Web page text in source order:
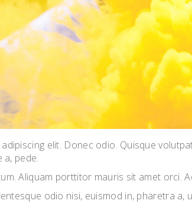
elit. Donec odio. Quisque
a, pede.
Aliquam porttitor mauris sit amet orci.
odio nisi, euismod in, pharetra a,